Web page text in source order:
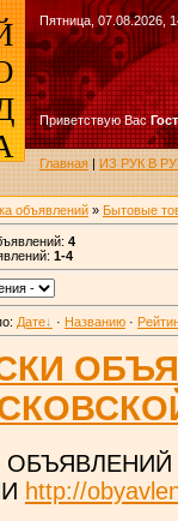
Пятница, 07.08.2026,
Приветствую Вас
Главная|ИЗ РУК В
объявлений» Бытовые
: 4
: 1-4
: Дате · Названию·
http://